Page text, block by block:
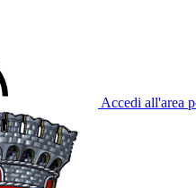
Accedi all'area